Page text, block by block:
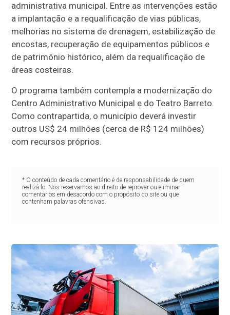
administrativa municipal. Entre as intervenções estão
a implantação e a requalificação de vias públicas,
melhorias no sistema de drenagem, estabilização de
encostas, recuperação de equipamentos públicos e
de patrimônio histórico, além da requalificação de
áreas costeiras.
O programa também contempla a modernização do
Centro Administrativo Municipal e do Teatro Barreto.
Como contrapartida, o município deverá investir
outros US$ 24 milhões (cerca de R$ 124 milhões)
com recursos próprios.
* O conteúdo de cada comentário é de responsabilidade de quem
realizá-lo. Nos reservamos ao direito de reprovar ou eliminar
comentários em desacordo com o propósito do site ou que
contenham palavras ofensivas.